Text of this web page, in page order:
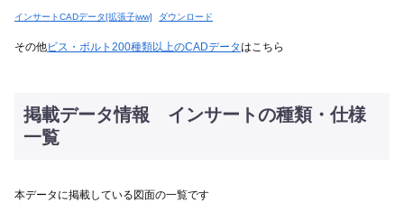
インサートCADデータ[拡張子jww] ダウンロード
その他ビス・ボルト200種類以上のCADデータはこちら
掲載データ情報 インサートの種類・仕様
一覧
本データに掲載している図面の一覧です